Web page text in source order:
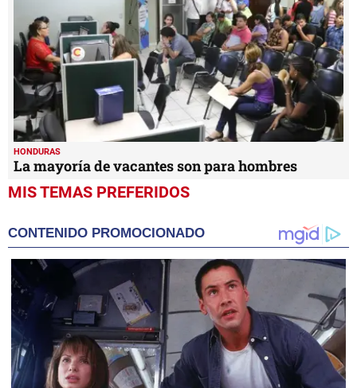
HONDURAS
La mayoría de vacantes son para hombres
MIS TEMAS PREFERIDOS
CONTENIDO PROMOCIONADO